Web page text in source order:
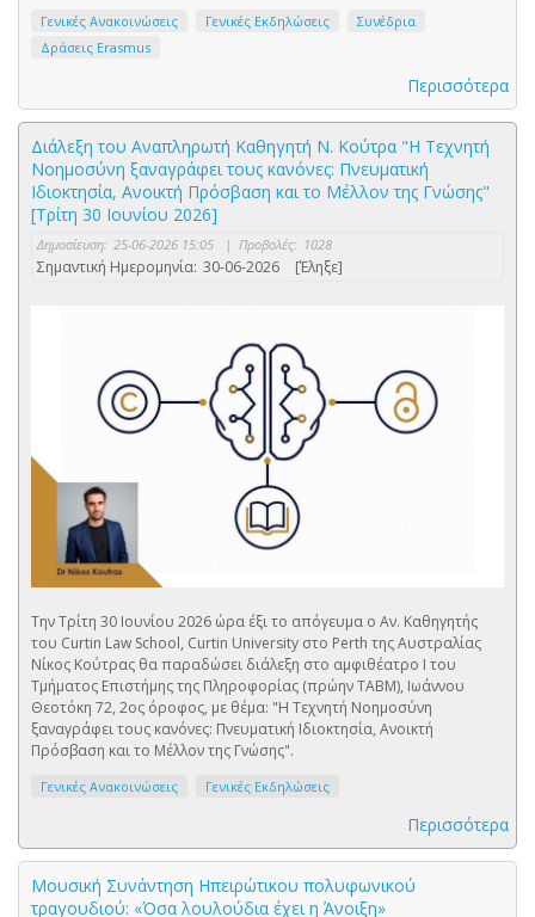
Γενικές Ανακοινώσεις Γενικές Εκδηλώσεις
Συνέδρια
Δράσεις Erasmus
Περισσότερα
Διάλεξη του Αναπληρωτή Καθηγητή Ν. Κούτρα "Η Τεχνητή
Νοημοσύνη ξαναγράφει τους κανόνες: Πνευματική
Ιδιοκτησία, Ανοικτή Πρόσβαση και το Μέλλον της Γνώσης"
[Τρίτη 30 Ιουνίου 2026]
Δημοσίευση: 25-06-2026 15:05 | Προβολές: 1028
Σημαντική Ημερομηνία: 30-06-2026 [Έληξε]
Την Τρίτη 30 Ιουνίου 2026 ώρα έξι το απόγευμα ο Αν. Καθηγητής
του Curtin Law School, Curtin University στο Perth της Αυστραλίας
Νίκος Κούτρας θα παραδώσει διάλεξη στο αμφιθέατρο I του
Τμήματος Επιστήμης της Πληροφορίας (πρώην ΤΑΒΜ), Ιωάννου
Θεοτόκη 72, 2ος όροφος, με θέμα: "Η Τεχνητή Νοημοσύνη
ξαναγράφει τους κανόνες: Πνευματική Ιδιοκτησία, Ανοικτή
Πρόσβαση και το Μέλλον της Γνώσης".
Γενικές Ανακοινώσεις Γενικές Εκδηλώσεις
Περισσότερα
Μουσική Συνάντηση Ηπειρώτικου πολυφωνικού
τραγουδιού: «Όσα λουλούδια έχει η Άνοιξη»